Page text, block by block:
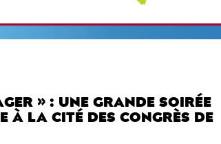
» : UNE GRANDE SOIRÉE
À LA CITÉ DES CONGRÈS DE